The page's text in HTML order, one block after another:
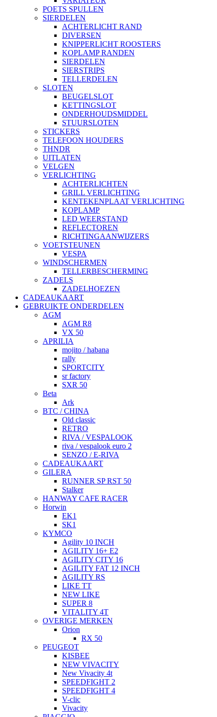
POETS SPULLEN
SIERDELEN
ACHTERLICHT RAND
DIVERSEN
KNIPPERLICHT ROOSTERS
KOPLAMP RANDEN
SIERDELEN
SIERSTRIPS
TELLERDELEN
SLOTEN
BEUGELSLOT
KETTINGSLOT
ONDERHOUDSMIDDEL
STUURSLOTEN
STICKERS
TELEFOON HOUDERS
THNDR
UITLATEN
VELGEN
VERLICHTING
ACHTERLICHTEN
GRILL VERLICHTING
KENTEKENPLAAT VERLICHTING
KOPLAMP
LED WEERSTAND
REFLECTOREN
RICHTINGAANWIJZERS
VOETSTEUNEN
VESPA
WINDSCHERMEN
TELLERBESCHERMING
ZADELS
ZADELHOEZEN
CADEAUKAART
GEBRUIKTE ONDERDELEN
AGM
AGM R8
VX 50
APRILIA
mojito / habana
rally
SPORTCITY
sr factory
SXR 50
Beta
Ark
BTC / CHINA
Old classic
RETRO
RIVA / VESPALOOK
riva / vespalook euro 2
SENZO / E-RIVA
CADEAUKAART
GILERA
RUNNER SP RST 50
Stalker
HANWAY CAFE RACER
Horwin
EK1
SK1
KYMCO
Agility 10 INCH
AGILITY 16+ E2
AGILITY CITY 16
AGILITY FAT 12 INCH
AGILITY RS
LIKE TT
NEW LIKE
SUPER 8
VITALITY 4T
OVERIGE MERKEN
Orion
RX 50
PEUGEOT
KISBEE
NEW VIVACITY
New Vivacity 4t
SPEEDFIGHT 2
SPEEDFIGHT 4
V-clic
Vivacity